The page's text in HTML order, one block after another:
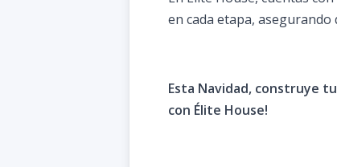
en cada etapa,
Esta Navidad, construye
con Élite House!